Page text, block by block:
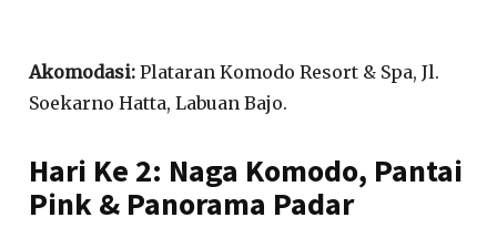
Akomodasi: Plataran Komodo Resort & Spa, Jl.
Soekarno Hatta, Labuan Bajo.
Hari Ke 2: Naga Komodo, Pantai
Pink & Panorama Padar